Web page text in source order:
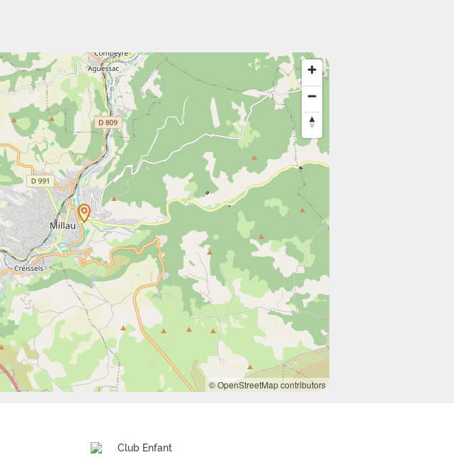
© OpenStreetMap contributors
Club Enfant